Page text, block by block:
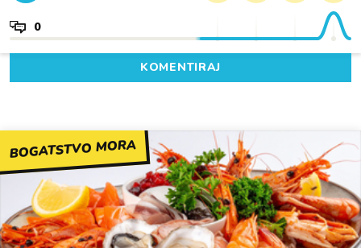
0
KOMENTIRAJ
BOGATSTVO MORA